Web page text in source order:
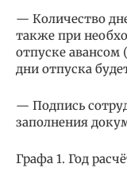
— Количество
также при
отпуске авансом
дни отпуска
— Подпись
заполнения
Графа 1. Год